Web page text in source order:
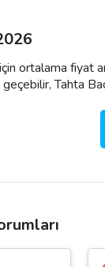
ortalama fiyat
Tahta